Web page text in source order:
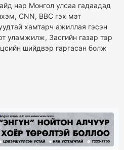
нар Монгол улсаа гадаадад
CNN, BBC гэх мэт
хамтарч ажиллая гэсэн
уламжилж, Засгийн газар тэр
шийдвэр гаргасан болж